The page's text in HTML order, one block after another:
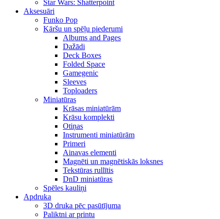
Star Wars: Shatterpoint
Aksesuāri
Funko Pop
Kāršu un spēļu piederumi
Albums and Pages
Dažādi
Deck Boxes
Folded Space
Gamegenic
Sleeves
Toploaders
Miniatūras
Krāsas miniatūrām
Krāsu komplekti
Otiņas
Instrumenti miniatūrām
Primeri
Ainavas elementi
Magnēti un magnētiskās loksnes
Tekstūras rullītis
DnD miniatūras
Spēles kauliņi
Apdruka
3D druka pēc pasūtījuma
Paliktni ar printu